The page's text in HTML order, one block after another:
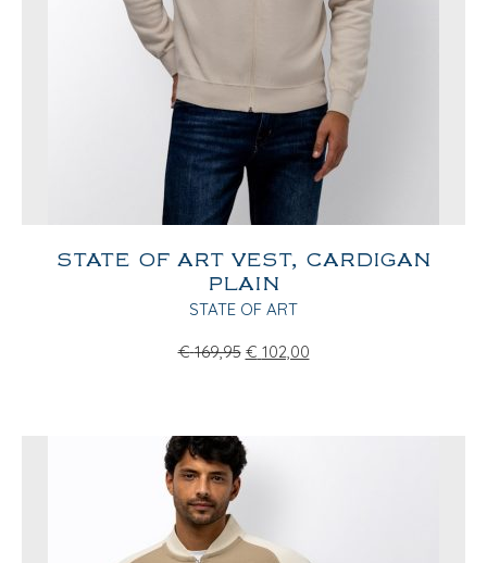
STATE OF ART VEST, CARDIGAN
PLAIN
STATE OF ART
€ 169,95 € 102,00